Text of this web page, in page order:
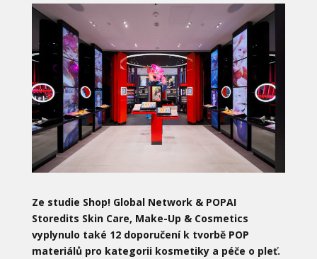
Ze studie Shop! Global Network & POPAI
Storedits Skin Care, Make-Up & Cosmetics
vyplynulo také 12 doporučení k tvorbě POP
materiálů pro kategorii kosmetiky a péče o pleť.